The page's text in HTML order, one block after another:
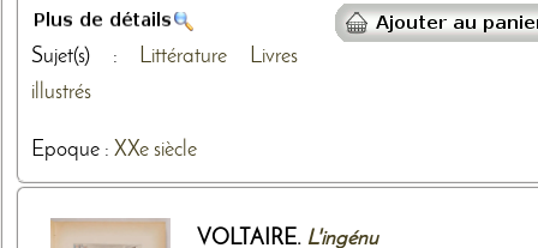
Sujet(s) : Littérature
Livres
illustrés
Epoque : XXe siècle
VOLTAIRE. L'ingénu